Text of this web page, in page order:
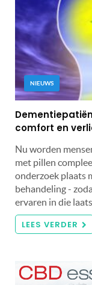
NIEUWS
comfort en
Nu worden
met pillen
onderzoek plaats
behandeling -
ervaren in die
LEES VERDER